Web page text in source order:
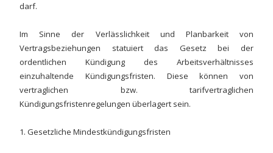
darf.
Im Sinne der Verlässlichkeit und Planbarkeit von
Vertragsbeziehungen statuiert das Gesetz bei der
ordentlichen Kündigung des Arbeitsverhältnisses
einzuhaltende Kündigungsfristen. Diese können von
vertraglichen bzw. tarifvertraglichen
Kündigungsfristenregelungen überlagert sein.
1. Gesetzliche Mindestkündigungsfristen